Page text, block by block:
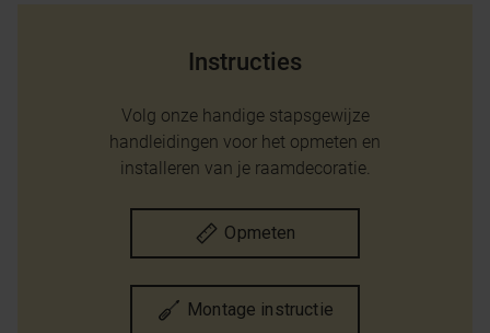
Instructies
Volg onze handige stapsgewijze
handleidingen voor het opmeten en
installeren van je raamdecoratie.
Opmeten
Montage instructie